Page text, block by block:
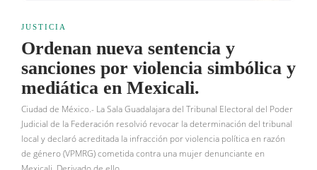
JUSTICIA
Ordenan nueva sentencia y
sanciones por violencia simbólica y
mediática en Mexicali.
Ciudad de México.- La Sala Guadalajara del Tribunal Electoral del Poder
Judicial de la Federación resolvió revocar la determinación del tribunal
local y declaró acreditada la infracción por violencia política en razón
de género (VPMRG) cometida contra una mujer denunciante en